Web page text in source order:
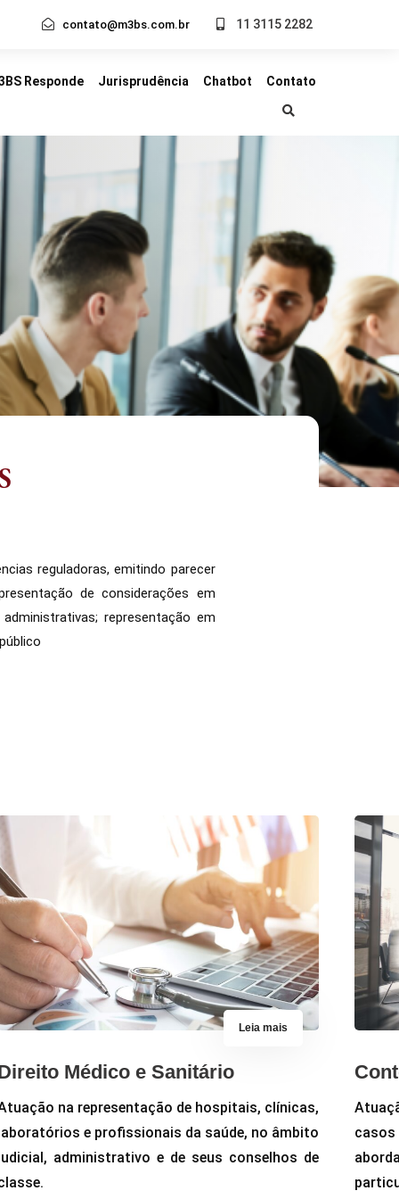
contato@m3bs.com.br 11 3115 2282
Responde Jurisprudência Chatbot Contato
reguladoras, emitindo parecer
de considerações em
representação em
Leia mais
Médico e Sanitário
na representação de hospitais, clínicas,
e profissionais da saúde, no âmbito
administrativo e de seus conselhos de